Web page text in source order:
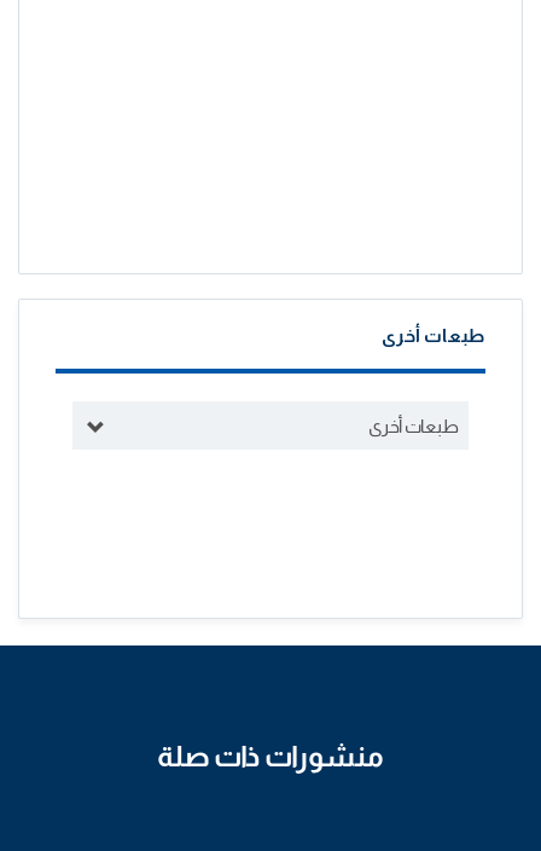
طبعات أخرى
طبعات أخرى
منشورات ذات صلة